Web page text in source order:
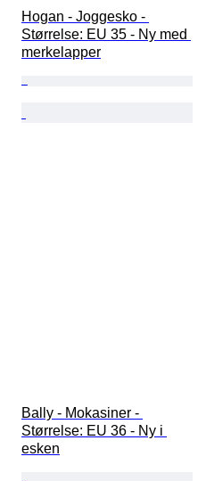
Hogan - Joggesko -
Størrelse: EU 35 - Ny med
merkelapper
Bally - Mokasiner -
Størrelse: EU 36 - Ny i
esken